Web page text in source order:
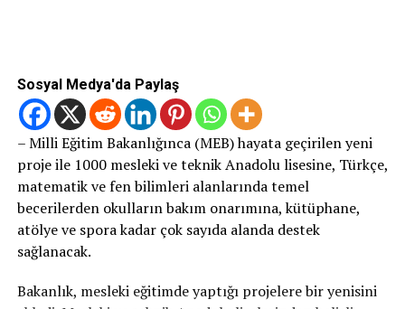
Sosyal Medya'da Paylaş
– Milli Eğitim Bakanlığınca (MEB) hayata geçirilen yeni
proje ile 1000 mesleki ve teknik Anadolu lisesine, Türkçe,
matematik ve fen bilimleri alanlarında temel
becerilerden okulların bakım onarımına, kütüphane,
atölye ve spora kadar çok sayıda alanda destek
sağlanacak.
Bakanlık, mesleki eğitimde yaptığı projelere bir yenisini